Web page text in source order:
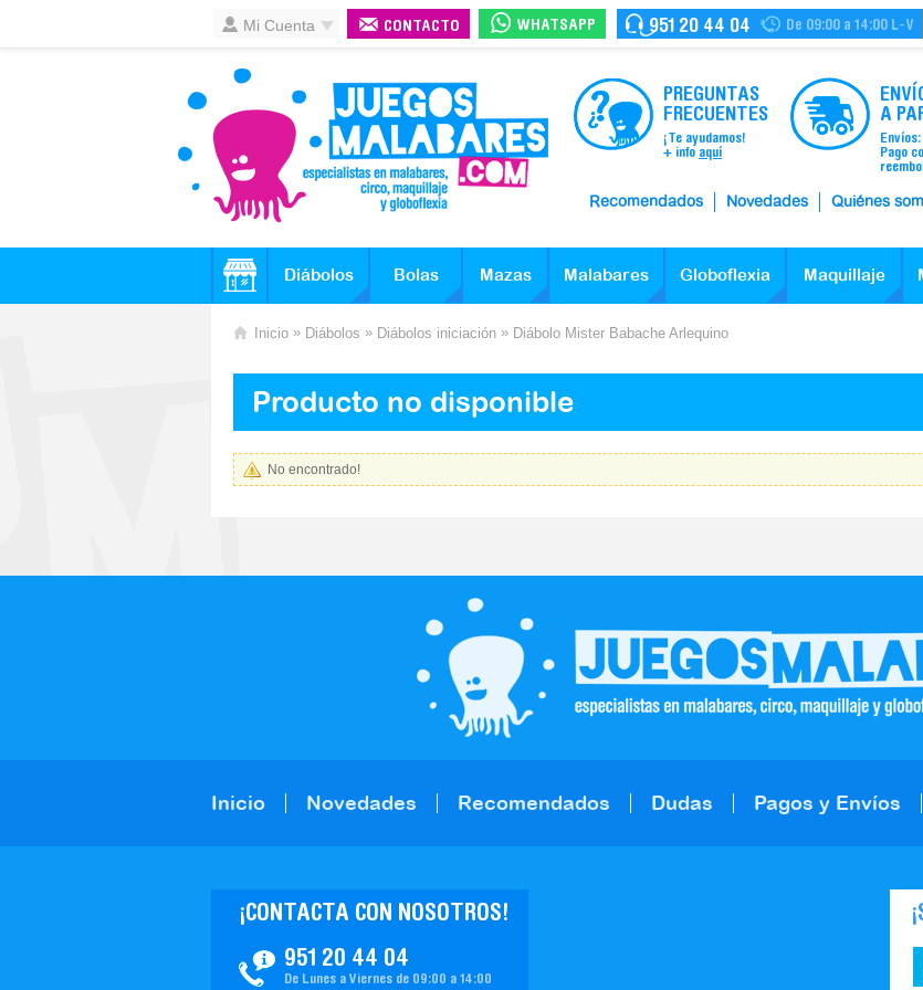
Mi Cuenta CONTACTO WHATSAPP 951 20 44 04 De 09:00 a 14:00 L-V
PREGUNTAS
FRECUENTES
¡Te ayudamos!
+ info aquí
A
Pago
Recomendados Novedades Quiénes
Diábolos Bolas Mazas Malabares Globoflexia Maquillaje
Inicio » Diábolos » Diábolos iniciación » Diábolo Mister Babache Arlequino
Producto no disponible
No encontrado!
Inicio Novedades Recomendados Dudas Pagos y Envíos
951 20 44 04
¡CONTACTA CON NOSOTROS!
De Lunes a Viernes de 09:00 a 14:00